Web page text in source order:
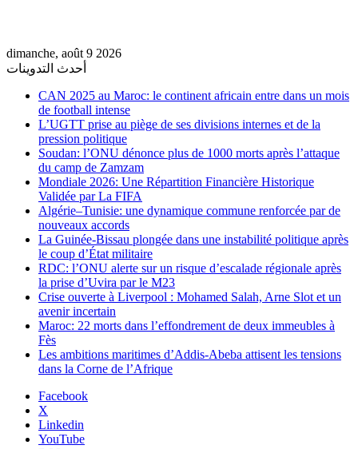
dimanche, août 9 2026
أحدث التدوينات
CAN 2025 au Maroc: le continent africain entre dans un mois
de football intense
L’UGTT prise au piège de ses divisions internes et de la
pression politique
Soudan: l’ONU dénonce plus de 1000 morts après l’attaque
du camp de Zamzam
Mondiale 2026: Une Répartition Financière Historique
Validée par La FIFA
Algérie–Tunisie: une dynamique commune renforcée par de
nouveaux accords
La Guinée-Bissau plongée dans une instabilité politique après
le coup d’État militaire
RDC: l’ONU alerte sur un risque d’escalade régionale après
la prise d’Uvira par le M23
Crise ouverte à Liverpool : Mohamed Salah, Arne Slot et un
avenir incertain
Maroc: 22 morts dans l’effondrement de deux immeubles à
Fès
Les ambitions maritimes d’Addis-Abeba attisent les tensions
dans la Corne de l’Afrique
Facebook
X
Linkedin
YouTube